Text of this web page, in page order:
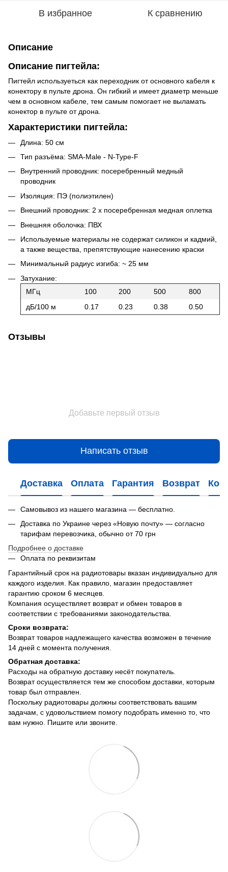
В избранное К сравнению
Описание
Описание пигтейла:
Пигтейл используеться как переходник от основного кабеля к
конектору в пульте дрона. Он гибкий и имеет диаметр меньше
чем в основном кабеле, тем самым помогает не выламать
конектор в пульте от дрона.
Характеристики пигтейла:
Длина: 50 см
Тип разъёма: SMA-Мale - N-Type-F
Внутренний проводник: посеребренный медный
проводник
Изоляция: ПЭ (полиэтилен)
Внешний проводник: 2 х посеребренная медная оплетка
Внешняя оболочка: ПВХ
Используемые материалы не содержат силикон и кадмий,
а также вещества, препятствующие нанесению краски
Минимальный радиус изгиба: ~ 25 мм
Затухание:
МГц
100 200 500
800
дБ/100 м
0.17 0.23 0.38 0.50
Отзывы
Добавьте первый отзыв
Написать отзыв
Доставка Оплата Гарантия Возврат
Самовывоз из нашего магазина — бесплатно.
Доставка по Украине через «Новую почту» — согласно
тарифам перевозчика, обычно от 70 грн
Подробнее о доставке
Оплата по реквизитам
Гарантийный срок на радиотовары вказан индивидуально для
каждого изделия. Как правило, магазин предоставляет
гарантию сроком 6 месяцев.
Компания осуществляет возврат и обмен товаров в
соответствии с требованиями законодательства.
Сроки возврата:
Возврат товаров надлежащего качества возможен в течение
14 дней с момента получения.
Обратная доставка:
Расходы на обратную доставку несёт покупатель.
Возврат осуществляется тем же способом доставки, которым
товар был отправлен.
Поскольку радиотовары должны соответствовать вашим
задачам, с удовольствием помогу подобрать именно то, что
вам нужно. Пишите или звоните.